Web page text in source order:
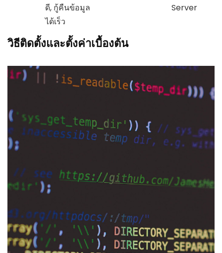
ดี, กู้คืนข้อมูล
ได้เร็ว
Server
วิธีติดตั้งและตั้งค่าเบื้องต้น